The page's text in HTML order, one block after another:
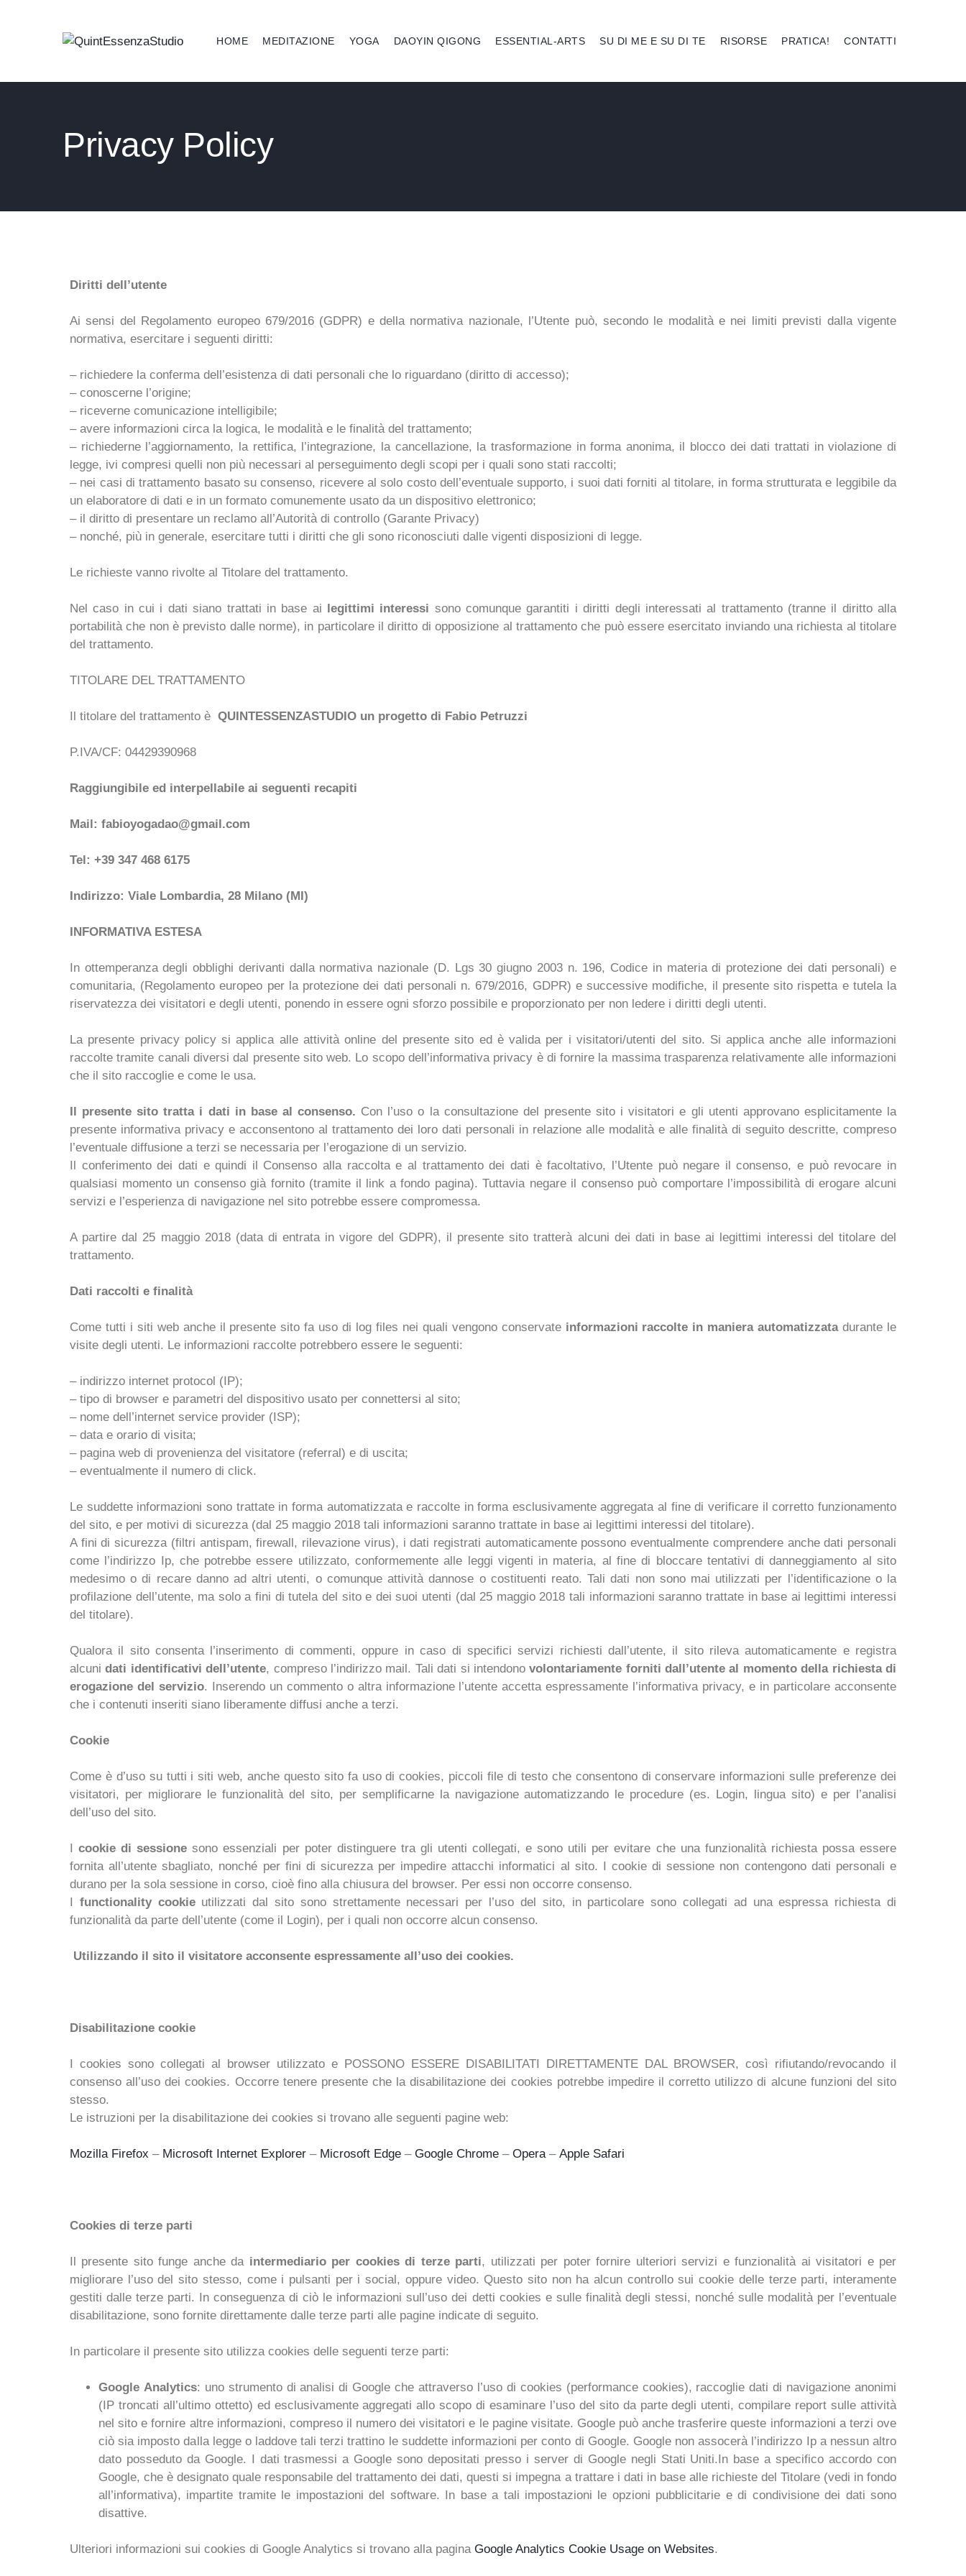
HOME MEDITAZIONE YOGA DAOYIN QIGONG ESSENTIAL-ARTS SU DI ME E SU DI TE RISORSE PRATICA! CONTATTI
Privacy Policy
Diritti dell’utente
Ai sensi del Regolamento europeo 679/2016 (GDPR) e della normativa nazionale, l’Utente può, secondo le modalità e nei limiti previsti dalla vigente
normativa, esercitare i seguenti diritti:
– richiedere la conferma dell’esistenza di dati personali che lo riguardano (diritto di accesso);
– conoscerne l’origine;
– riceverne comunicazione intelligibile;
– avere informazioni circa la logica, le modalità e le finalità del trattamento;
– richiederne l’aggiornamento, la rettifica, l’integrazione, la cancellazione, la trasformazione in forma anonima, il blocco dei dati trattati in violazione di
legge, ivi compresi quelli non più necessari al perseguimento degli scopi per i quali sono stati raccolti;
– nei casi di trattamento basato su consenso, ricevere al solo costo dell’eventuale supporto, i suoi dati forniti al titolare, in forma strutturata e leggibile da
un elaboratore di dati e in un formato comunemente usato da un dispositivo elettronico;
– il diritto di presentare un reclamo all’Autorità di controllo (Garante Privacy)
– nonché, più in generale, esercitare tutti i diritti che gli sono riconosciuti dalle vigenti disposizioni di legge.
Le richieste vanno rivolte al Titolare del trattamento.
Nel caso in cui i dati siano trattati in base ai legittimi interessi sono comunque garantiti i diritti degli interessati al trattamento (tranne il diritto alla
portabilità che non è previsto dalle norme), in particolare il diritto di opposizione al trattamento che può essere esercitato inviando una richiesta al titolare
del trattamento.
TITOLARE DEL TRATTAMENTO
Il titolare del trattamento è QUINTESSENZASTUDIO un progetto di Fabio Petruzzi
P.IVA/CF: 04429390968
Raggiungibile ed interpellabile ai seguenti recapiti
Mail: fabioyogadao@gmail.com
Tel: +39 347 468 6175
Indirizzo: Viale Lombardia, 28 Milano (MI)
INFORMATIVA ESTESA
In ottemperanza degli obblighi derivanti dalla normativa nazionale (D. Lgs 30 giugno 2003 n. 196, Codice in materia di protezione dei dati personali) e
comunitaria, (Regolamento europeo per la protezione dei dati personali n. 679/2016, GDPR) e successive modifiche, il presente sito rispetta e tutela la
riservatezza dei visitatori e degli utenti, ponendo in essere ogni sforzo possibile e proporzionato per non ledere i diritti degli utenti.
La presente privacy policy si applica alle attività online del presente sito ed è valida per i visitatori/utenti del sito. Si applica anche alle informazioni
raccolte tramite canali diversi dal presente sito web. Lo scopo dell’informativa privacy è di fornire la massima trasparenza relativamente alle informazioni
che il sito raccoglie e come le usa.
Il presente sito tratta i dati in base al consenso. Con l’uso o la consultazione del presente sito i visitatori e gli utenti approvano esplicitamente la
presente informativa privacy e acconsentono al trattamento dei loro dati personali in relazione alle modalità e alle finalità di seguito descritte, compreso
l’eventuale diffusione a terzi se necessaria per l’erogazione di un servizio.
Il conferimento dei dati e quindi il Consenso alla raccolta e al trattamento dei dati è facoltativo, l’Utente può negare il consenso, e può revocare in
qualsiasi momento un consenso già fornito (tramite il link a fondo pagina). Tuttavia negare il consenso può comportare l’impossibilità di erogare alcuni
servizi e l’esperienza di navigazione nel sito potrebbe essere compromessa.
A partire dal 25 maggio 2018 (data di entrata in vigore del GDPR), il presente sito tratterà alcuni dei dati in base ai legittimi interessi del titolare del
trattamento.
Dati raccolti e finalità
Come tutti i siti web anche il presente sito fa uso di log files nei quali vengono conservateinformazioni raccolte in maniera automatizzatadurante le
visite degli utenti. Le informazioni raccolte potrebbero essere le seguenti:
– indirizzo internet protocol (IP);
– tipo di browser e parametri del dispositivo usato per connettersi al sito;
– nome dell’internet service provider (ISP);
– data e orario di visita;
– pagina web di provenienza del visitatore (referral) e di uscita;
– eventualmente il numero di click.
Le suddette informazioni sono trattate in forma automatizzata e raccolte in forma esclusivamente aggregata al fine di verificare il corretto funzionamento
del sito, e per motivi di sicurezza (dal 25 maggio 2018 tali informazioni saranno trattate in base ai legittimi interessi del titolare).
A fini di sicurezza (filtri antispam, firewall, rilevazione virus), i dati registrati automaticamente possono eventualmente comprendere anche dati personali
come l’indirizzo Ip, che potrebbe essere utilizzato, conformemente alle leggi vigenti in materia, al fine di bloccare tentativi di danneggiamento al sito
medesimo o di recare danno ad altri utenti, o comunque attività dannose o costituenti reato. Tali dati non sono mai utilizzati per l’identificazione o la
profilazione dell’utente, ma solo a fini di tutela del sito e dei suoi utenti (dal 25 maggio 2018 tali informazioni saranno trattate in base ai legittimi interessi
del titolare).
Qualora il sito consenta l’inserimento di commenti, oppure in caso di specifici servizi richiesti dall’utente, il sito rileva automaticamente e registra
alcunidati identificativi dell’utente, compreso l’indirizzo mail. Tali dati si intendonovolontariamente forniti dall’utente al momento della richiesta di
erogazione del servizio. Inserendo un commento o altra informazione l’utente accetta espressamente l’informativa privacy, e in particolare acconsente
che i contenuti inseriti siano liberamente diffusi anche a terzi.
Cookie
Come è d’uso su tutti i siti web, anche questo sito fa uso di cookies, piccoli file di testo che consentono di conservare informazioni sulle preferenze dei
visitatori, per migliorare le funzionalità del sito, per semplificarne la navigazione automatizzando le procedure (es. Login, lingua sito) e per l’analisi
dell’uso del sito.
Icookie di sessione sono essenziali per poter distinguere tra gli utenti collegati, e sono utili per evitare che una funzionalità richiesta possa essere
fornita all’utente sbagliato, nonché per fini di sicurezza per impedire attacchi informatici al sito. I cookie di sessione non contengono dati personali e
durano per la sola sessione in corso, cioè fino alla chiusura del browser. Per essi non occorre consenso.
I functionality cookieutilizzati dal sito sono strettamente necessari per l’uso del sito, in particolare sono collegati ad una espressa richiesta di
funzionalità da parte dell’utente (come il Login), per i quali non occorre alcun consenso.
Utilizzando il sito il visitatore acconsente espressamente all’uso dei cookies.
Disabilitazione cookie
I cookies sono collegati al browser utilizzato e POSSONO ESSERE DISABILITATI DIRETTAMENTE DAL BROWSER, così rifiutando/revocando il
consenso all’uso dei cookies. Occorre tenere presente che la disabilitazione dei cookies potrebbe impedire il corretto utilizzo di alcune funzioni del sito
stesso.
Le istruzioni per la disabilitazione dei cookies si trovano alle seguenti pagine web:
Mozilla Firefox – Microsoft Internet Explorer – Microsoft Edge – Google Chrome – Opera– Apple Safari
Cookies di terze parti
Il presente sito funge anche daintermediario per cookies di terze parti, utilizzati per poter fornire ulteriori servizi e funzionalità ai visitatori e per
migliorare l’uso del sito stesso, come i pulsanti per i social, oppure video. Questo sito non ha alcun controllo sui cookie delle terze parti, interamente
gestiti dalle terze parti. In conseguenza di ciò le informazioni sull’uso dei detti cookies e sulle finalità degli stessi, nonché sulle modalità per l’eventuale
disabilitazione, sono fornite direttamente dalle terze parti alle pagine indicate di seguito.
In particolare il presente sito utilizza cookies delle seguenti terze parti:
Google Analytics: uno strumento di analisi di Google che attraverso l’uso di cookies (performance cookies), raccoglie dati di navigazione anonimi
(IP troncati all’ultimo ottetto) ed esclusivamente aggregati allo scopo di esaminare l’uso del sito da parte degli utenti, compilare report sulle attività
nel sito e fornire altre informazioni, compreso il numero dei visitatori e le pagine visitate. Google può anche trasferire queste informazioni a terzi ove
ciò sia imposto dalla legge o laddove tali terzi trattino le suddette informazioni per conto di Google. Google non assocerà l’indirizzo Ip a nessun altro
dato posseduto da Google. I dati trasmessi a Google sono depositati presso i server di Google negli Stati Uniti.In base a specifico accordo con
Google, che è designato quale responsabile del trattamento dei dati, questi si impegna a trattare i dati in base alle richieste del Titolare (vedi in fondo
all’informativa), impartite tramite le impostazioni del software. In base a tali impostazioni le opzioni pubblicitarie e di condivisione dei dati sono
disattive.
Ulteriori informazioni sui cookies di Google Analytics si trovano alla pagina Google Analytics Cookie Usage on Websites.